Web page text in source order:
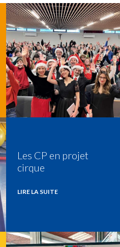
Les CP en projet
cirque
LIRE LA SUITE